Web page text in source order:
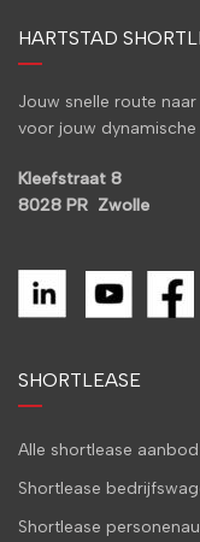
HARTSTAD
Jouw snelle route
voor jouw dynamische
Kleefstraat 8
8028 PR Zwolle
SHORTLEASE
Alle shortlease aanbod
Shortlease
Shortlease